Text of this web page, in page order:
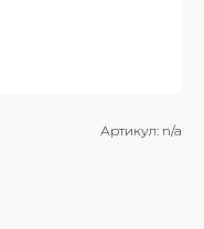
Артикул: n/a